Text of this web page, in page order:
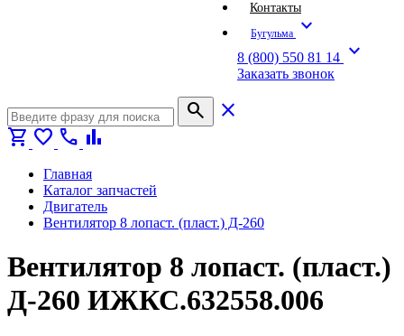
Контакты
Бугульма expand_more
8 (800) 550 81 14 expand_more
Заказать звонок
search
close
shopping_cart favorite call bar_chart
Главная
Каталог запчастей
Двигатель
Вентилятор 8 лопаст. (пласт.) Д-260
Вентилятор 8 лопаст. (пласт.)
Д-260 ИЖКС.632558.006